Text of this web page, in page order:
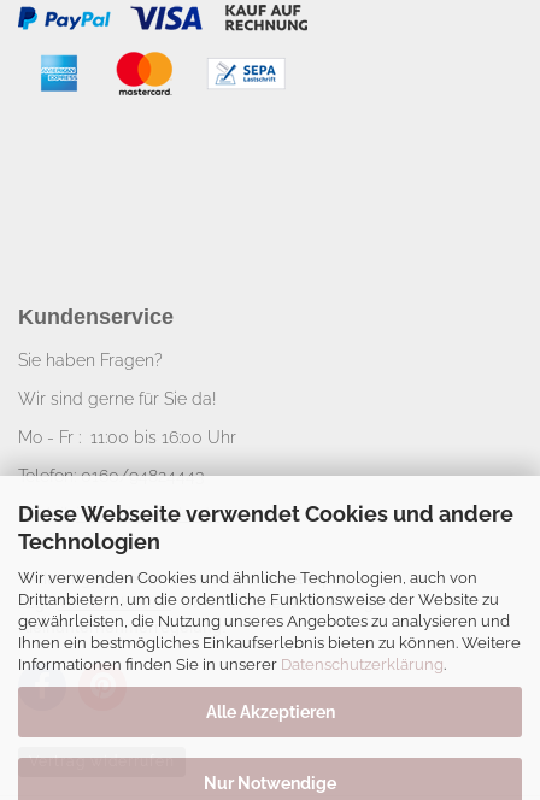
Diese Webseite verwendet Cookies und andere
Technologien
Wir verwenden Cookies und ähnliche Technologien, auch von
Drittanbietern, um die ordentliche Funktionsweise der Website zu
gewährleisten, die Nutzung unseres Angebotes zu analysieren und
Ihnen ein bestmögliches Einkaufserlebnis bieten zu können. Weitere
Informationen finden Sie in unserer Datenschutzerklärung.
Alle Akzeptieren
Nur Notwendige
Kundenservice
Sie haben Fragen?
Wir sind gerne für Sie da!
Mo - Fr : 11:00 bis 16:00 Uhr
Telefon: 0160/94824443
E-Mail:info@nice-deko.de
*Alle angegebenen Preise sind Gesamtpreise
zzgl. Versandkosten. Umsatzsteuerbefreit aufgrund
Kleinunternehmerregelung.
Vertrag widerrufen